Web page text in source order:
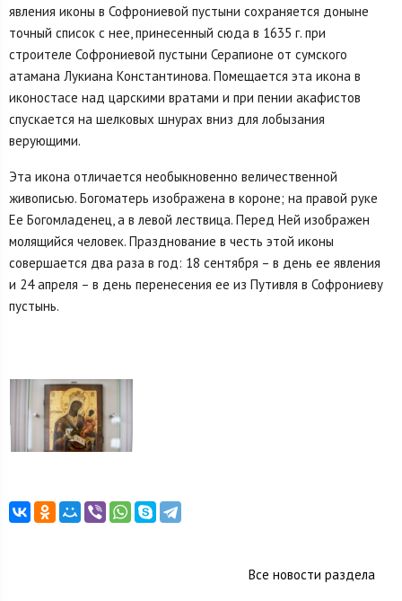
явления иконы в Софрониевой пустыни сохраняется доныне
точный список с нее, принесенный сюда в 1635 г. при
строителе Софрониевой пустыни Серапионе от сумского
атамана Лукиана Константинова. Помещается эта икона в
иконостасе над царскими вратами и при пении акафистов
спускается на шелковых шнурах вниз для лобыза­ния
верующими.
Эта икона отличается необыкновенно величественной
живопи­сью. Богоматерь изображена в короне; на правой руке
Ее Богомла­денец, а в левой лествица. Перед Ней изображен
молящийся чело­век. Празднование в честь этой иконы
совершается два раза в год: 18 сентября – в день ее явления
и 24 апреля – в день перенесения ее из Путивля в Софрониеву
пустынь.
Все новости раздела